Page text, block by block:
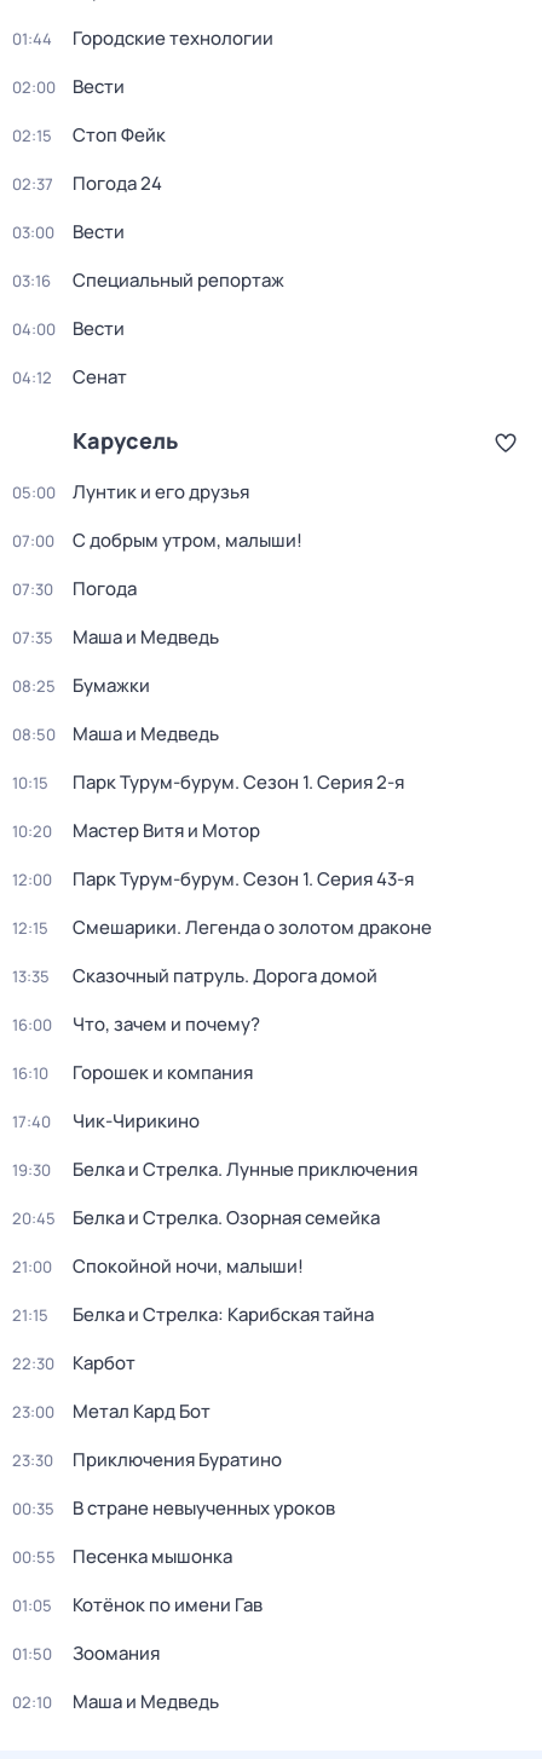
01:44 Городские технологии
02:00 Вести
02:15 Стоп Фейк
02:37 Погода 24
03:00 Вести
03:16 Специальный репортаж
04:00 Вести
04:12 Сенат
Карусель
05:00 Лунтик и его друзья
07:00 С добрым утром, малыши!
07:30 Погода
07:35 Маша и Медведь
08:25 Бумажки
08:50 Маша и Медведь
10:15 Парк Турум-бурум. Сезон 1. Серия 2-я
10:20 Мастер Витя и Мотор
12:00 Парк Турум-бурум. Сезон 1. Серия 43-я
12:15 Смешарики. Легенда о золотом драконе
13:35 Сказочный патруль. Дорога домой
16:00 Что, зачем и почему?
16:10 Горошек и компания
17:40 Чик-Чирикино
19:30 Белка и Стрелка. Лунные приключения
20:45 Белка и Стрелка. Озорная семейка
21:00 Спокойной ночи, малыши!
21:15 Белка и Стрелка: Карибская тайна
22:30 Карбот
23:00 Метал Кард Бот
23:30 Приключения Буратино
00:35 В стране невыученных уроков
00:55 Песенка мышонка
01:05 Котёнок по имени Гав
01:50 Зоомания
02:10 Маша и Медведь